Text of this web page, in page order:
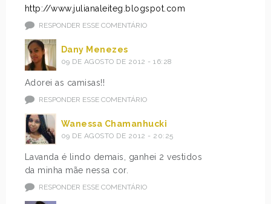
http://www.julianaleiteg.blogspot.com
RESPONDER ESSE COMENTÁRIO
Dany Menezes
09 DE AGOSTO DE 2012 - 16:28
Adorei as camisas!!
RESPONDER ESSE COMENTÁRIO
Wanessa Chamanhucki
09 DE AGOSTO DE 2012 - 20:25
Lavanda é lindo demais, ganhei 2 vestidos
da minha mãe nessa cor.
RESPONDER ESSE COMENTÁRIO